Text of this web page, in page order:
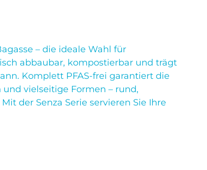
– die ideale Wahl für
abbaubar, kompostierbar und trägt
Komplett PFAS-frei garantiert die
vielseitige Formen – rund,
der Senza Serie servieren Sie Ihre